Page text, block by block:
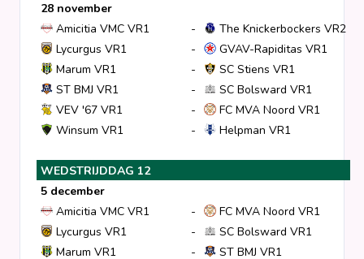
28 november
Amicitia VMC VR1
-
The Knickerbockers VR2
Lycurgus VR1
-
GVAV-Rapiditas VR1
Marum VR1
-
SC Stiens VR1
ST BMJ VR1
-
SC Bolsward VR1
VEV '67 VR1
-
FC MVA Noord VR1
Winsum VR1
- Helpman VR1
WEDSTRIJDDAG 12
5 december
Amicitia VMC VR1
-
FC MVA Noord VR1
Lycurgus VR1
-
SC Bolsward VR1
Marum VR1
-
ST BMJ VR1